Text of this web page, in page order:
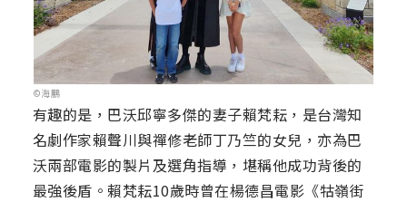
©海鵬
有趣的是，巴沃邱寧多傑的妻子賴梵耘，是台灣知
名劇作家賴聲川與禪修老師丁乃竺的女兒，亦為巴
沃兩部電影的製片及選角指導，堪稱他成功背後的
最強後盾。賴梵耘10歲時曾在楊德昌電影《牯嶺街